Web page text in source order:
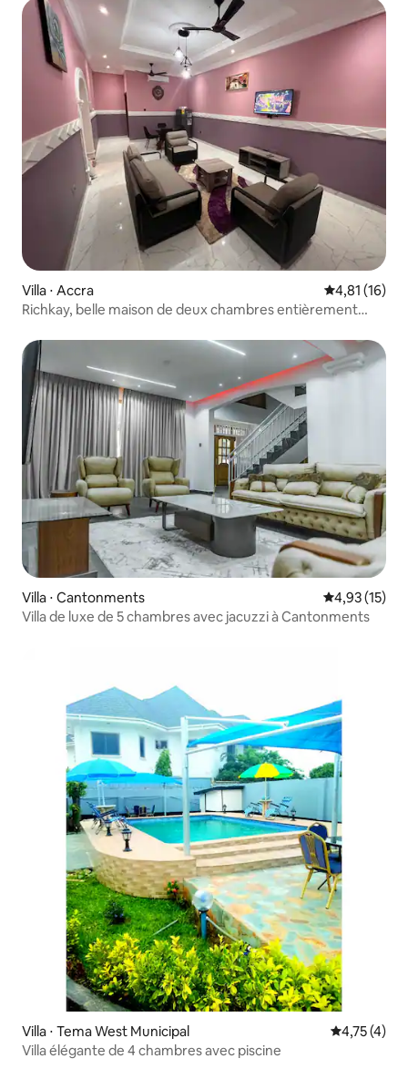
Villa ⋅ Accra Évaluation
4,81 (16)
Richkay, belle maison de deux chambres entièrement
Villa ⋅ Cantonments Évaluation
4,93 (15)
Villa de luxe de 5 chambres avec jacuzzi à Cantonments
Villa ⋅ Tema West Municipal Évaluation
4,75 (4)
Villa élégante de 4 chambres avec piscine